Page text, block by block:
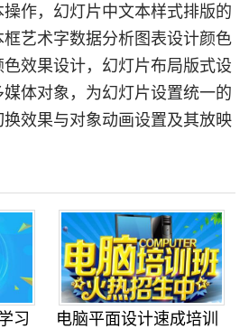
作，幻灯片中文本样式排版的
艺术字数据分析图表设计颜色
效果设计，幻灯片布局版式设
体对象，为幻灯片设置统一的
效果与对象动画设置及其放映
习
电脑平面设计速成培训